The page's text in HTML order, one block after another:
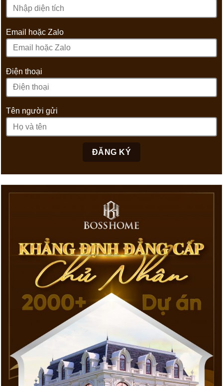
Email hoặc Zalo
Điện thoại
Tên người gửi